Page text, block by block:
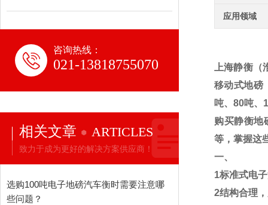
咨询热线：
021-13818755070
相关文章 ARTICLES
致力于成为更好的解决方案供应商！
选购100吨电子地磅汽车衡时需要注意哪
些问题？
应用领域
上海静衡
移动式地磅
吨、 80吨、
购买静衡地
等，掌握这
一、
1标准式电
2结构合理